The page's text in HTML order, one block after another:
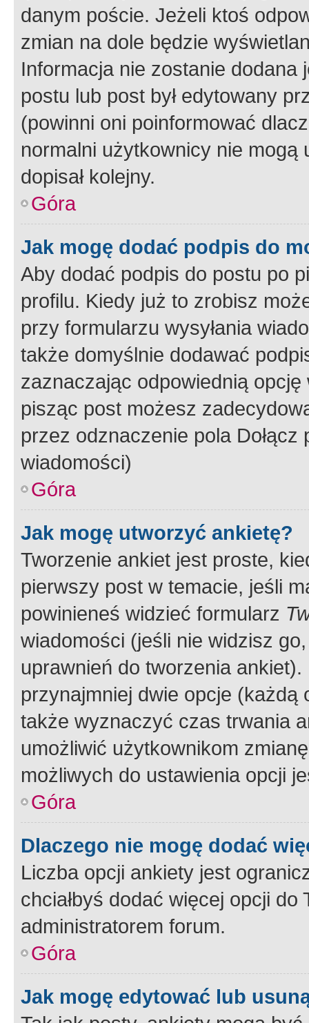
danym poście. Jeżeli ktoś
zmian na dole będzie
Informacja nie zostanie dodana
postu lub post był edytowany
(powinni oni poinformować
normalni użytkownicy nie
dopisał kolejny.
Góra
Jak mogę dodać podpis do
Aby dodać podpis do postu po
profilu. Kiedy już to zrobisz
przy formularzu wysyłania
także domyślnie dodawać
zaznaczając odpowiednią
pisząc post możesz
przez odznaczenie pola
wiadomości)
Góra
Jak mogę utworzyć ankietę?
Tworzenie ankiet jest proste,
pierwszy post w temacie, jeśli
powinieneś widzieć formularz
wiadomości (jeśli nie widzisz
uprawnień do tworzenia
przynajmniej dwie opcje
także wyznaczyć czas trwania
umożliwić użytkownikom
możliwych do ustawienia opcji
Góra
Dlaczego nie mogę dodać
Liczba opcji ankiety jest
chciałbyś dodać więcej opcji
administratorem forum.
Góra
Jak mogę edytować lub